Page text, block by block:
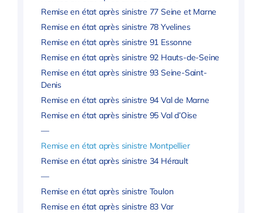
Remise en état après sinistre 77 Seine et Marne
Remise en état après sinistre 78 Yvelines
Remise en état après sinistre 91 Essonne
Remise en état après sinistre 92 Hauts-de-Seine
Remise en état après sinistre 93 Seine-Saint-
Denis
Remise en état après sinistre 94 Val de Marne
Remise en état après sinistre 95 Val d’Oise
—
Remise en état après sinistre Montpellier
Remise en état après sinistre 34 Hérault
—
Remise en état après sinistre Toulon
Remise en état après sinistre 83 Var